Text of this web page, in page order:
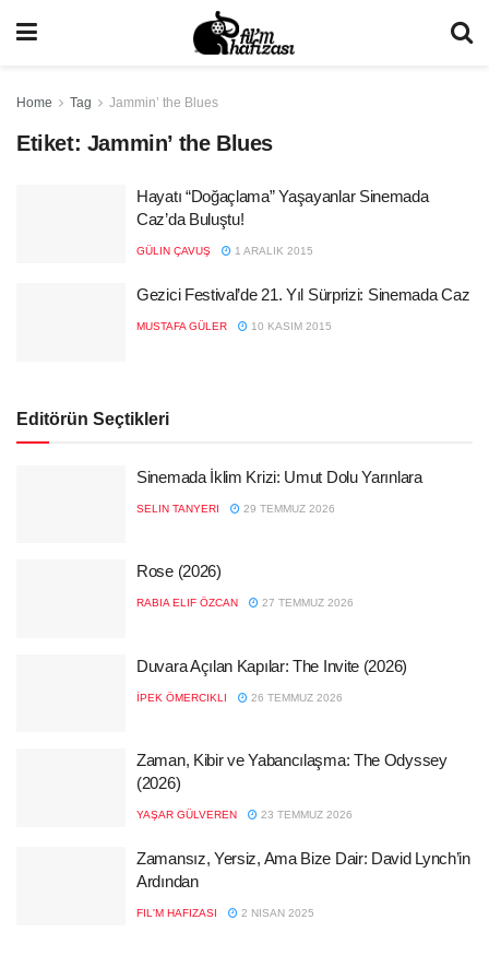
Home Tag Jammin’ the Blues
Etiket: Jammin’ the Blues
Hayatı “Doğaçlama” Yaşayanlar Sinemada
Caz’da Buluştu!
GÜLIN ÇAVUŞ 1 ARALIK 2015
Gezici Festival’de 21. Yıl Sürprizi: Sinemada Caz
MUSTAFA GÜLER 10 KASIM 2015
Editörün Seçtikleri
Sinemada İklim Krizi: Umut Dolu Yarınlara
SELIN TANYERI 29 TEMMUZ 2026
Rose (2026)
RABIA ELIF ÖZCAN 27 TEMMUZ 2026
Duvara Açılan Kapılar: The Invite (2026)
İPEK ÖMERCIKLI 26 TEMMUZ 2026
Zaman, Kibir ve Yabancılaşma: The Odyssey
(2026)
YAŞAR GÜLVEREN 23 TEMMUZ 2026
Zamansız, Yersiz, Ama Bize Dair: David Lynch’in
Ardından
FIL'M HAFIZASI 2 NISAN 2025